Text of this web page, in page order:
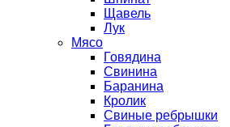
Щавель
Лук
Мясо
Говядина
Свинина
Баранина
Кролик
Свиные ребрышки